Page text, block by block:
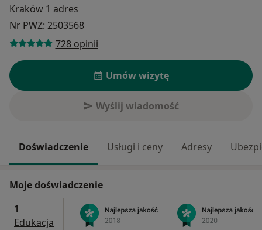
Kraków 1 adres
Nr PWZ: 2503568
728 opinii
Umów wizytę
Wyślij wiadomość
Doświadczenie Usługi i ceny Adresy
Moje doświadczenie
1
Edukacja